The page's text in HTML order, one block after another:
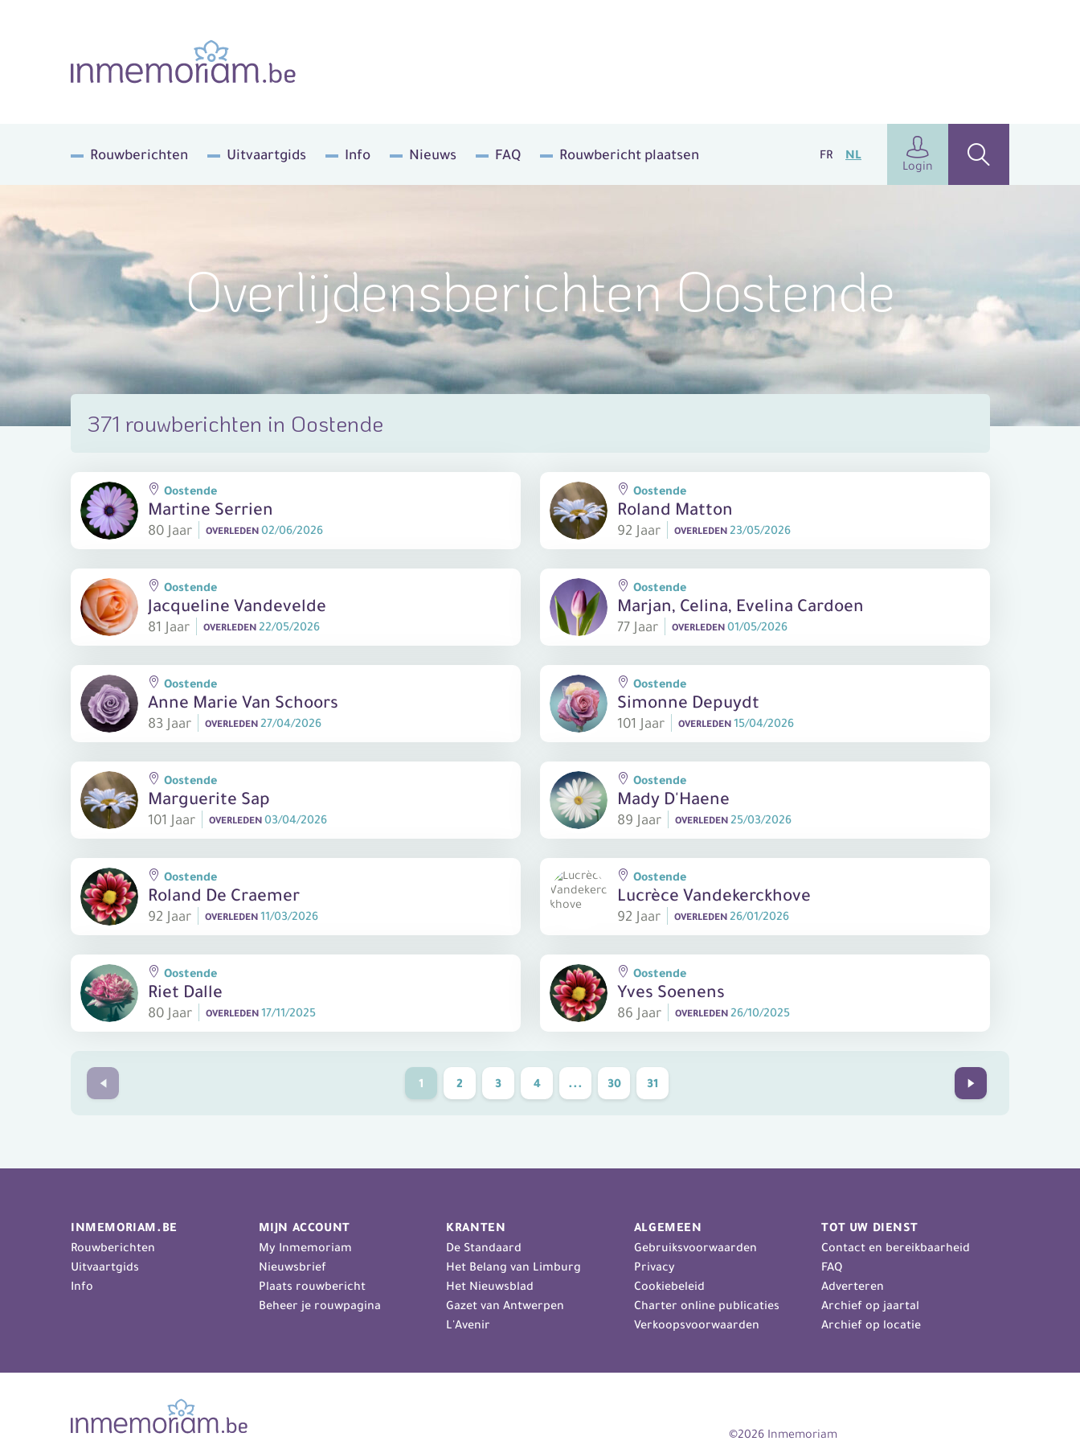
Rouwberichten Uitvaartgids Info Nieuws FAQ Rouwbericht plaatsen FR
NL
Login
Overlijdensberichten Oostende
371 rouwberichten in Oostende
Martine Serrien
80 Jaar
Oostende
OVERLEDEN 02/06/2026
Roland Matton
92 Jaar
Oostende
OVERLEDEN 23/05/2026
Jacqueline Vandevelde
81 Jaar
Oostende
OVERLEDEN 22/05/2026
Marjan, Celina, Evelina Cardoen
77 Jaar
Oostende
OVERLEDEN 01/05/2026
Anne Marie Van Schoors
83 Jaar
Oostende
OVERLEDEN 27/04/2026
Simonne Depuydt
101 Jaar
Oostende
OVERLEDEN 15/04/2026
Marguerite Sap
101 Jaar
Oostende
OVERLEDEN 03/04/2026
Mady D'Haene
89 Jaar
Oostende
OVERLEDEN 25/03/2026
Roland De Craemer
92 Jaar
Oostende
OVERLEDEN 11/03/2026
Lucrèce Vandekerckhove
92 Jaar
Oostende
OVERLEDEN 26/01/2026
Riet Dalle
80 Jaar
Oostende
OVERLEDEN 17/11/2025
Yves Soenens
86 Jaar
Oostende
OVERLEDEN 26/10/2025
Prev 1 2 3 4 ... 30 31 Next
INMEMORIAM.BE
Rouwberichten
Uitvaartgids
Info
MIJN ACCOUNT
My Inmemoriam
Nieuwsbrief
Plaats rouwbericht
Beheer je rouwpagina
KRANTEN
De Standaard
Het Belang van Limburg
Het Nieuwsblad
Gazet van Antwerpen
L'Avenir
ALGEMEEN
Gebruiksvoorwaarden
Privacy
Cookiebeleid
Charter online publicaties
Verkoopsvoorwaarden
TOT UW DIENST
Contact en bereikbaarheid
FAQ
Adverteren
Archief op jaartal
Archief op locatie
©2026 Inmemoriam